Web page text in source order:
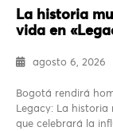
La historia
vida en
agosto 6, 2026
Bogotá rendirá
Legacy: La historia
que celebrará la